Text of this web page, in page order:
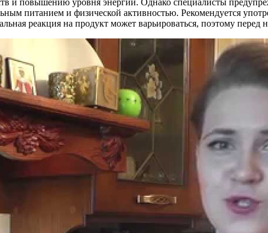
питанием и физической активностью. Рекомендуется
реакция на продукт может варьироваться, поэтому перед